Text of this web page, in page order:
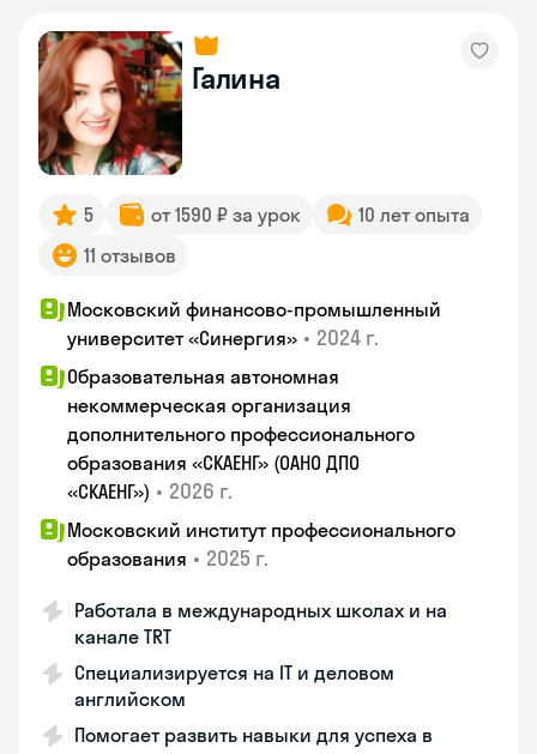
Галина
5 от 1590 ₽ за урок
10 лет опыта
11 отзывов
Московский финансово-промышленный
университет «Синергия» • 2024 г.
Образовательная автономная
некоммерческая организация
дополнительного профессионального
образования «СКАЕНГ» (ОАНО ДПО
«СКАЕНГ») • 2026 г.
Московский институт профессионального
образования • 2025 г.
Работала в международных школах и на
канале TRT
Специализируется на IT и деловом
английском
Помогает развить навыки для успеха в